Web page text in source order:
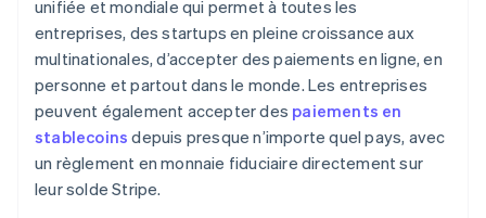
unifiée et mondiale qui permet à toutes les
entreprises, des startups en pleine croissance aux
multinationales, d’accepter des paiements en ligne, en
personne et partout dans le monde. Les entreprises
peuvent également accepter des paiements en
stablecoins depuis presque n’importe quel pays, avec
un règlement en monnaie fiduciaire directement sur
leur solde Stripe.